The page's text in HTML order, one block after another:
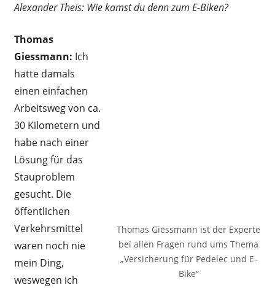
Alexander Theis: Wie kamst du denn zum E-Biken?
Thomas Giessmann ist der Experte
bei allen Fragen rund ums Thema
„Versicherung für Pedelec und E-
Bike“
Thomas
Giessmann: Ich
hatte damals
einen einfachen
Arbeitsweg von ca.
30 Kilometern und
habe nach einer
Lösung für das
Stauproblem
gesucht. Die
öffentlichen
Verkehrsmittel
waren noch nie
mein Ding,
weswegen ich